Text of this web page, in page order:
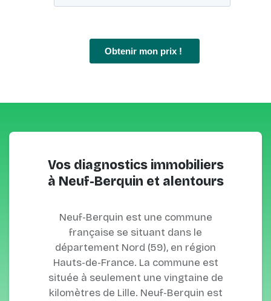
Vos diagnostics immobiliers
à Neuf-Berquin et alentours
Neuf-Berquin est une commune
française se situant dans le
département Nord (59), en région
Hauts-de-France. La commune est
située à seulement une vingtaine de
kilomètres de Lille. Neuf-Berquin est